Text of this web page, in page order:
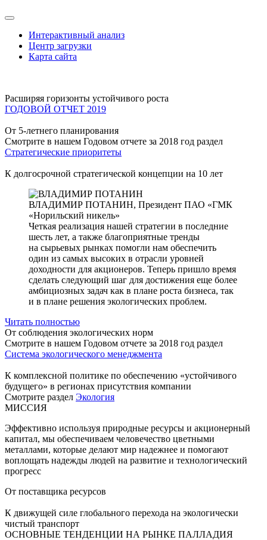
Интерактивный анализ
Центр загрузки
Карта сайта
Расширяя горизонты устойчивого роста
ГОДОВОЙ ОТЧЕТ 2019
От 5-летнего планирования
Смотрите в нашем Годовом отчете за 2018 год раздел
Стратегические приоритеты
К долгосрочной стратегической концепции на 10 лет
ВЛАДИМИР ПОТАНИН, Президент ПАО «ГМК
«Норильский никель»
Четкая реализация нашей стратегии в последние
шесть лет, а также благоприятные тренды
на сырьевых рынках помогли нам обеспечить
один из самых высоких в отрасли уровней
доходности для акционеров. Теперь пришло время
сделать следующий шаг для достижения еще более
амбициозных задач как в плане роста бизнеса, так
и в плане решения экологических проблем.
Читать полностью
От соблюдения экологических норм
Смотрите в нашем Годовом отчете за 2018 год раздел
Система экологического менеджмента
К комплексной политике по обеспечению «устойчивого
будущего» в регионах присутствия компании
Смотрите раздел Экология
МИССИЯ
Эффективно используя природные ресурсы и акционерный
капитал, мы обеспечиваем человечество цветными
металлами, которые делают мир надежнее и помогают
воплощать надежды людей на развитие и технологический
прогресс
От поставщика ресурсов
К движущей силе глобального перехода на экологически
чистый транспорт
ОСНОВНЫЕ ТЕНДЕНЦИИ НА РЫНКЕ ПАЛЛАДИЯ